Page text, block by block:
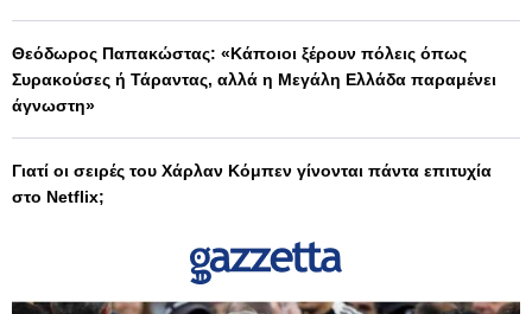
Θεόδωρος Παπακώστας: «Κάποιοι ξέρουν πόλεις όπως
Συρακούσες ή Τάραντας, αλλά η Μεγάλη Ελλάδα παραμένει
άγνωστη»
Γιατί οι σειρές του Χάρλαν Κόμπεν γίνονται πάντα επιτυχία
στο Netflix;